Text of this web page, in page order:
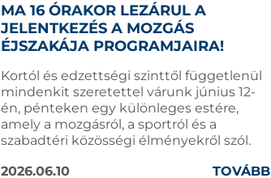
MA 16 ÓRAKOR LEZÁRUL A
JELENTKEZÉS A MOZGÁS
ÉJSZAKÁJA PROGRAMJAIRA!
Kortól és edzettségi szinttől függetlenül
mindenkit szeretettel várunk június 12-
én, pénteken egy különleges estére,
amely a mozgásról, a sportról és a
szabadtéri közösségi élményekről szól.
2026.06.10
TOVÁBB